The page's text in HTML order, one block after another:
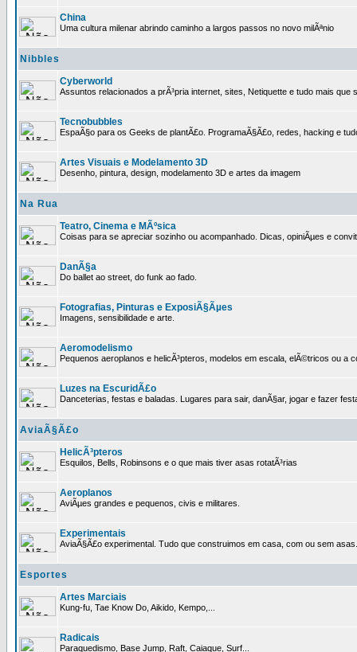
China
Uma cultura milenar abrindo caminho a largos passos no novo milÃªnio
Nibbles
Cyberworld
Assuntos relacionados a prÃ³pria internet, sites, Netiquette e tudo mais que
Tecnobubbles
EspaÃ§o para os Geeks de plantÃ£o. ProgramaÃ§Ã£o, redes, hacking e
Artes Visuais e Modelamento 3D
Desenho, pintura, design, modelamento 3D e artes da imagem
Na Rua
Teatro, Cinema e MÃºsica
Coisas para se apreciar sozinho ou acompanhado. Dicas, opiniÃµes e
DanÃ§a
Do ballet ao street, do funk ao fado.
Fotografias, Pinturas e ExposiÃ§Ãµes
Imagens, sensibilidade e arte.
Aeromodelismo
Pequenos aeroplanos e helicÃ³pteros, modelos em escala, elÃ©tricos ou a
Luzes na EscuridÃ£o
Danceterias, festas e baladas. Lugares para sair, danÃ§ar, jogar e fazer
AviaÃ§Ã£o
HelicÃ³pteros
Esquilos, Bells, Robinsons e o que mais tiver asas rotatÃ³rias
Aeroplanos
AviÃµes grandes e pequenos, civis e militares.
Experimentais
AviaÃ§Ã£o experimental. Tudo que construimos em casa, com ou sem asas.
Esportes
Artes Marciais
Kung-fu, Tae Know Do, Aikido, Kempo,...
Radicais
Paraquedismo, Base Jump, Raft, Caiaque, Surf...